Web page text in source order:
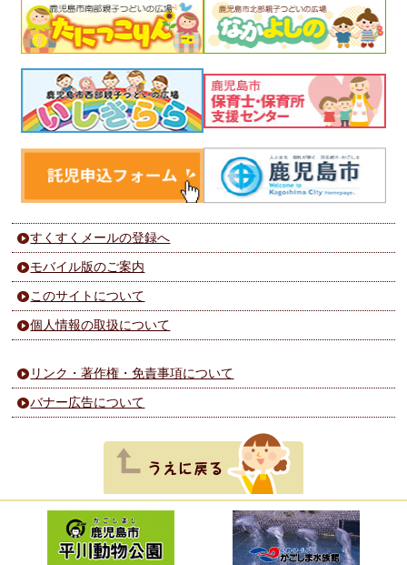
すくすくメールの登録へ
モバイル版のご案内
このサイトについて
個人情報の取扱について
リンク・著作権・免責事項について
バナー広告について